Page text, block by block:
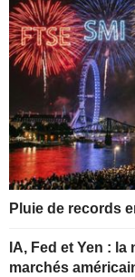
Pluie de records
IA, Fed et Yen :
marchés